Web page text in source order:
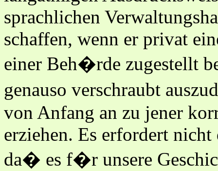
sprachlichen
schaffen, wenn er privat
einer Beh�rde zugestellt
genauso verschraubt
von Anfang an zu jener
erziehen. Es erfordert
da� es f�r unsere